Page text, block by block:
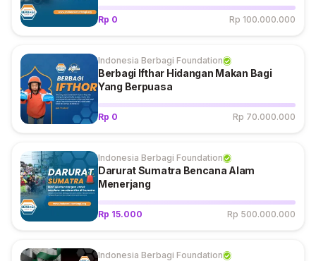
Rp 0 Rp 100.000.000
Indonesia Berbagi Foundation
Berbagi Ifthar Hidangan Makan Bagi
Yang Berpuasa
Rp 0 Rp 70.000.000
Indonesia Berbagi Foundation
Darurat Sumatra Bencana Alam
Menerjang
Rp 15.000 Rp 500.000.000
Indonesia Berbagi Foundation